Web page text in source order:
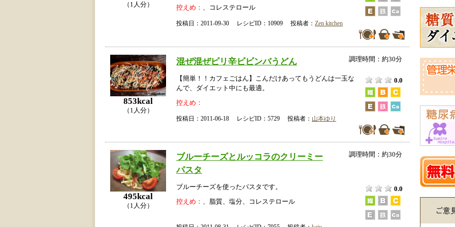
（1人分） 控えめ： 、コレステロール
投稿日：2011-09-30 レシピID：10909 投稿者： Zen kitchen
853kcal
（1人分）
混ぜ混ぜピリ辛ビビンバうどん 調理時間：約30分
【簡単！！カフェごはん】こんだけあってもうどんは一玉な
んで、ダイエット中にも最適。
0.0
控えめ：
投稿日：2011-06-18 レシピID：5729 投稿者： 山本ゆり
495kcal
（1人分）
ブルーチーズとルッコラのクリーミー
パスタ
調理時間：約30分
ブルーチーズを使ったパスタです。
0.0
控えめ：
、脂質、塩分、コレステロール